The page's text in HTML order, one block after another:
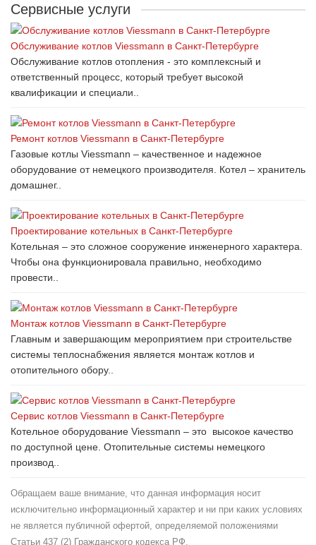
Сервисные услуги
Обслуживание котлов Viessmann в Санкт-Петербурге
Обслуживание котлов отопления - это комплексный и
ответственный процесс, который требует высокой
квалификации и специали..
Ремонт котлов Viessmann в Санкт-Петербурге
Газовые котлы Viessmann – качественное и надежное
оборудование от немецкого производителя. Котел – хранитель
домашнег..
Проектирование котельных в Санкт-Петербурге
Котельная – это сложное сооружение инженерного характера.
Чтобы она функционировала правильно, необходимо
провести..
Монтаж котлов Viessmann в Санкт-Петербурге
Главным и завершающим мероприятием при строительстве
системы теплоснабжения является монтаж котлов и
отопительного обору..
Сервис котлов Viessmann в Санкт-Петербурге
Котельное оборудование Viessmann – это высокое качество
по доступной цене. Отопительные системы немецкого
производ..
Обращаем ваше внимание, что данная информация носит
исключительно информационный характер и ни при каких условиях
не является публичной офертой, определяемой положениями
Статьи 437 (2) Гражданского кодекса РФ.